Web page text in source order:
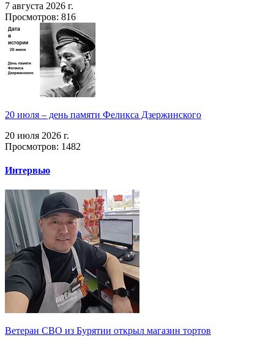
7 августа 2026 г.
Просмотров: 816
20 июля – день памяти Феликса Дзержинского
20 июля 2026 г.
Просмотров: 1482
Интервью
Ветеран СВО из Бурятии открыл магазин тортов